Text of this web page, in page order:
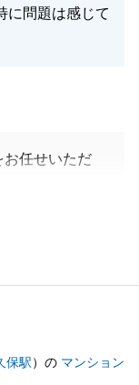
に問題は感じて
お任せいただ
応いただいた
ができました。
ればと存じま
す。
保駅）の マンション